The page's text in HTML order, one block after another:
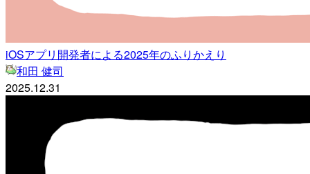
iOSアプリ開発者による2025年のふりかえり
和田 健司
2025.12.31